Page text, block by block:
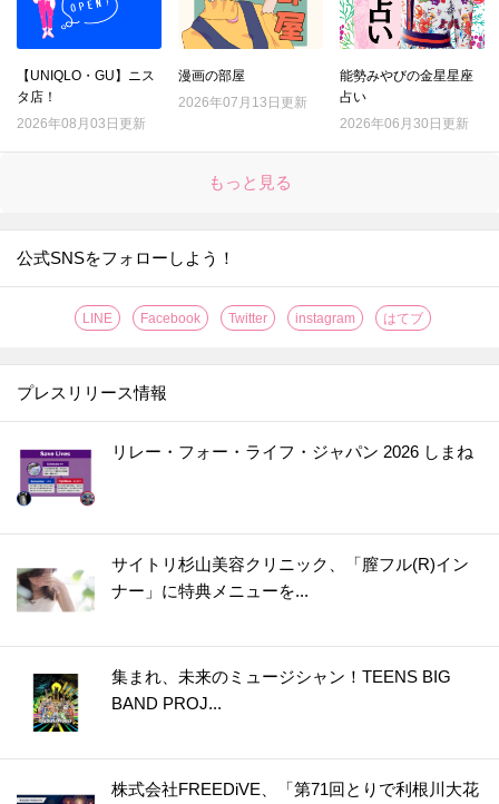
【UNIQLO・GU】ニス
タ店！
2026年08月03日更新
漫画の部屋
2026年07月13日更新
能勢みやびの金星星座
占い
2026年06月30日更新
もっと見る
公式SNSをフォローしよう！
LINE Facebook Twitter instagram はてブ
プレスリリース情報
リレー・フォー・ライフ・ジャパン 2026 しまね
サイトリ杉山美容クリニック、「膣フル(R)イン
ナー」に特典メニューを...
集まれ、未来のミュージシャン！TEENS BIG
BAND PROJ...
株式会社FREEDiVE、「第71回とりで利根川大花